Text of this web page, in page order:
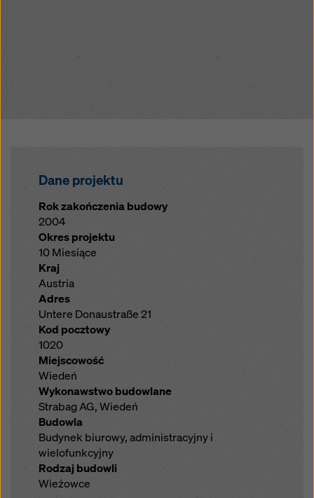
Dane projektu
Rok zakończenia budowy
2004
Okres projektu
10 Miesiące
Kraj
Austria
Adres
Untere Donaustraße 21
Kod pocztowy
1020
Miejscowość
Wiedeń
Wykonawstwo budowlane
Strabag AG, Wiedeń
Budowla
Budynek biurowy, administracyjny i
wielofunkcyjny
Rodzaj budowli
Wieżowce